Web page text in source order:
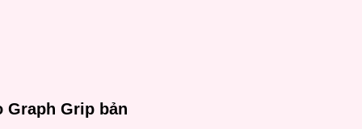
Graph Grip bản